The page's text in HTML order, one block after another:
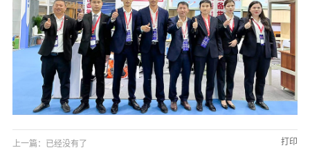
上一篇：已经没有了
打印